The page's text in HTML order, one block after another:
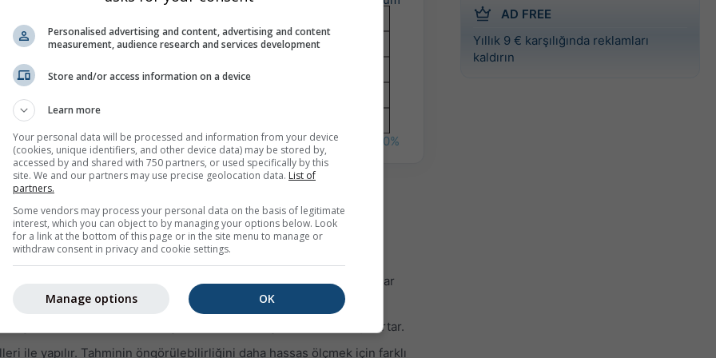
AD FREE
Yıllık 9 € karşılığında reklamları
kaldırın
0% 0% 0% 30% 50% 55% 45% 40% 35% 40%
için 14 günlük hava durumu eğilimini; günlük hava durumu
sıcaklıkları, yağış miktarını ve olasılığını gösterir.
renklendirilmiştir. Dalgalanmalar ne kadar büyükse, tahmin o kadar
olası eğilimi gösterir.
ile gösterilir. Bu belirsizlikler genellikle tahmin günleri ilerledikçe artar.
ile yapılır. Tahminin öngörülebilirliğini daha hassas ölçmek için farklı
Personalised advertising and content, advertising and content
measurement, audience research and services development
Store and/or access information on a device
Learn more
Your personal data will be processed and information from your device
(cookies, unique identifiers, and other device data) may be stored by,
accessed by and shared with 750 partners, or used specifically by this
site. We and our partners may use precise geolocation data. List of
partners.
Some vendors may process your personal data on the basis of legitimate
interest, which you can object to by managing your options below. Look
for a link at the bottom of this page or in the site menu to manage or
withdraw consent in privacy and cookie settings.
OK
Manage options